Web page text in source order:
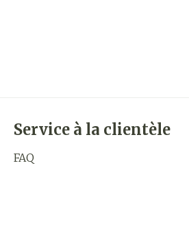
Service à la clientèle
FAQ